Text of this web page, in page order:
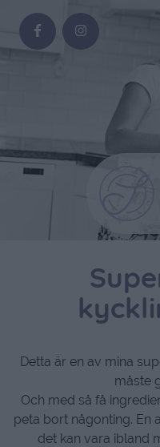
Detta är en av mina
måste
Och med så få
peta bort någonting. En
det kan vara ibland